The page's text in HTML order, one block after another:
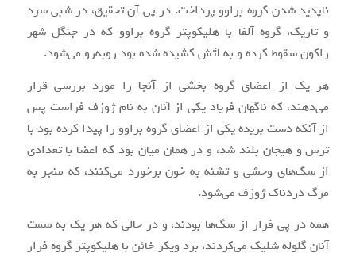
ناپدید شدن گروه براوو پرداخت. در پی آن تحقیق، در شبی سرد
و تاریک، گروه آلفا با هلیکوپتر گروه براوو که در جنگل شهر
راکون سقوط کرده و به آتش کشیده شده بود روبه‌رو می‌شود.
هر یک از اعضای گروه بخشی از آنجا را مورد بررسی قرار
می‌دهند، که ناگهان فریاد یکی از آنان به نام ژوزف فراست پس
از آنکه دست بریده یکی از اعضای گروه براوو را پیدا کرده بود با
ترس و هیجان بلند شد، و در همان میان بود که اعضا با تعدادی
از سگ‌های وحشی و تشنه به خون برخورد می‌کنند، که منجر به
مرگ دردناک ژوزف می‌شود.
همه در پی فرار از سگ‌ها بودند، و در حالی که هر یک به سمت
آنان گلوله شلیک می‌کردند، برد ویکر خائن با هلیکوپتر گروه فرار